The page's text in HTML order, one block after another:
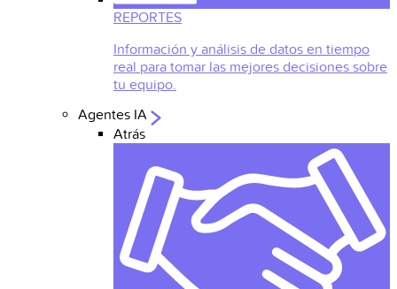
REPORTES
Información y análisis de datos en tiempo
real para tomar las mejores decisiones sobre
tu equipo.
Agentes IA
Atrás